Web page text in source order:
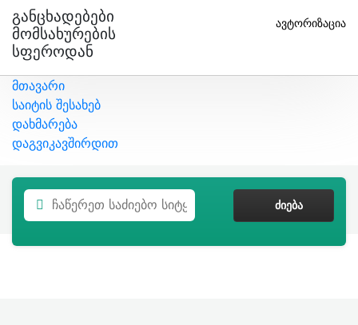
Განცხადებები
Მომსახურების
Სფეროდან
ავტორიზაცია
მთავარი
საიტის შესახებ
დახმარება
დაგვიკავშირდით
ᲫᲘᲔᲑᲐ